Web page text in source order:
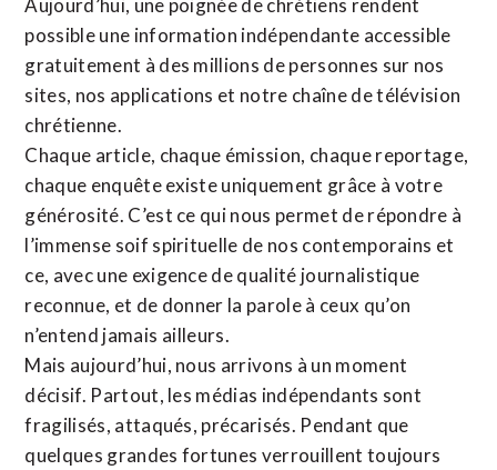
Aujourd’hui, une poignée de chrétiens rendent
possible une information indépendante accessible
gratuitement à des millions de personnes sur nos
sites, nos applications et notre chaîne de télévision
chrétienne.
Chaque article, chaque émission, chaque reportage,
chaque enquête existe uniquement grâce à votre
générosité. C’est ce qui nous permet de répondre à
l’immense soif spirituelle de nos contemporains et
ce, avec une exigence de qualité journalistique
reconnue, et de donner la parole à ceux qu’on
n’entend jamais ailleurs.
Mais aujourd’hui, nous arrivons à un moment
décisif. Partout, les médias indépendants sont
fragilisés, attaqués, précarisés. Pendant que
quelques grandes fortunes verrouillent toujours